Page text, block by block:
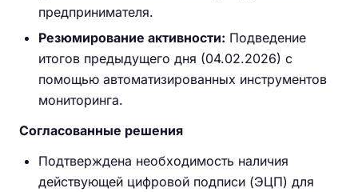
предпринимателя.
Резюмирование активности: Подведение
итогов предыдущего дня (04.02.2026) с
помощью автоматизированных инструментов
мониторинга.
Согласованные решения
Подтверждена необходимость наличия
действующей цифровой подписи (ЭЦП) для